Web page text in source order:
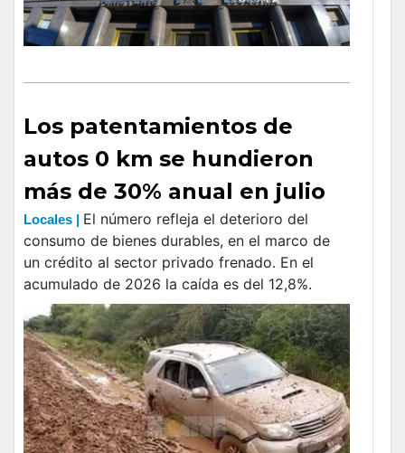
Los patentamientos de
autos 0 km se hundieron
más de 30% anual en julio
Locales | El número refleja el deterioro del
consumo de bienes durables, en el marco de
un crédito al sector privado frenado. En el
acumulado de 2026 la caída es del 12,8%.